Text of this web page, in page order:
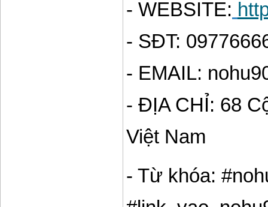
- WEBSITE:
- SĐT:
- EMAIL:
- ĐỊA CHỈ: 68
Việt Nam
- Từ khóa: